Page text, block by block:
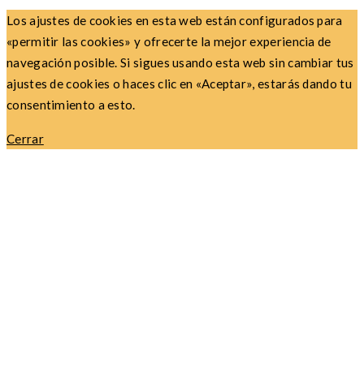
Los ajustes de cookies en esta web están configurados para
«permitir las cookies» y ofrecerte la mejor experiencia de
navegación posible. Si sigues usando esta web sin cambiar tus
ajustes de cookies o haces clic en «Aceptar», estarás dando tu
consentimiento a esto.
Cerrar